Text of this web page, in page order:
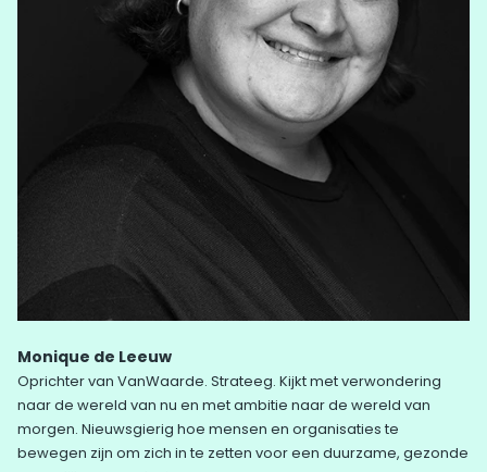
Monique de Leeuw
Oprichter van VanWaarde. Strateeg. Kijkt met verwondering
naar de wereld van nu en met ambitie naar de wereld van
morgen. Nieuwsgierig hoe mensen en organisaties te
bewegen zijn om zich in te zetten voor een duurzame, gezonde